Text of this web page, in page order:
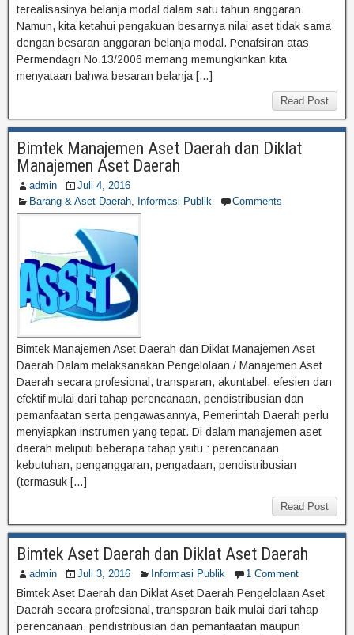
terealisasinya belanja modal dalam satu tahun anggaran.
Namun, kita ketahui pengakuan besarnya nilai aset tidak sama
dengan besaran anggaran belanja modal. Penafsiran atas
Permendagri No.13/2006 memang memungkinkan kita
menyataan bahwa besaran belanja […]
Read Post
Bimtek Manajemen Aset Daerah dan Diklat
Manajemen Aset Daerah
admin
Juli 4, 2016
Barang & Aset Daerah
Informasi Publik Comments
Bimtek Manajemen Aset Daerah dan Diklat Manajemen Aset
Daerah Dalam melaksanakan Pengelolaan / Manajemen Aset
Daerah secara profesional, transparan, akuntabel, efesien dan
efektif mulai dari tahap perencanaan, pendistribusian dan
pemanfaatan serta pengawasannya, Pemerintah Daerah perlu
menyiapkan instrumen yang tepat. Di dalam manajemen aset
daerah meliputi beberapa tahap yaitu : perencanaan
kebutuhan, penganggaran, pengadaan, pendistribusian
(termasuk […]
Read Post
Bimtek Aset Daerah dan Diklat Aset Daerah
admin Juli 3, 2016 Informasi Publik 1 Comment
Bimtek Aset Daerah dan Diklat Aset Daerah Pengelolaan Aset
Daerah secara profesional, transparan baik mulai dari tahap
perencanaan, pendistribusian dan pemanfaatan maupun